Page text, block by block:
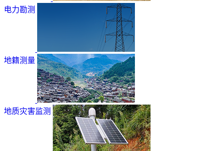
电力勘测
地籍测量
地质灾害监测